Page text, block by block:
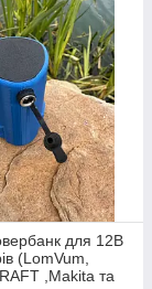
для 12В
(LomVum,
,Makita та